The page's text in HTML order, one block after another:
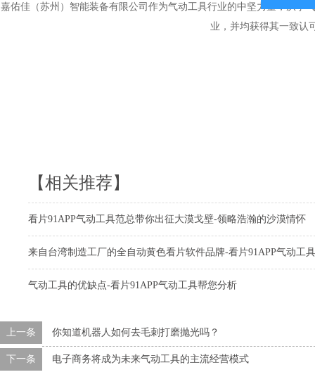
嘉佑佳（苏州）智能装备有限公司作为气动工具行业的中坚力量，从
业，并均获得其一致认
【相关推荐】
看片91APP气动工具范总带你出征大漠戈壁-领略浩瀚的沙漠情怀
来自台湾制造工厂的全自动黄色看片软件品牌-看片91APP气动工具
气动工具的优缺点-看片91APP气动工具帮您分析
上一条 你知道机器人如何去毛刺打磨抛光吗？
下一条 电子商务将成为未来气动工具的主流经营模式